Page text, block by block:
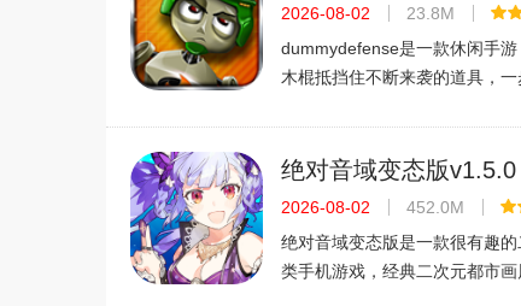
2026-08-02
23.8M
dummydefense是一款休闲手游
木棍抵挡住不断来袭的道具，
非常好玩的休闲游戏！
绝对音域变态版
文版
2026-08-02
452.0M
绝对音域变态版是一款很有趣
类手机游戏，经典二次元都市